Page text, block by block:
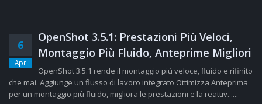
6
Apr
OpenShot 3.5.1: Prestazioni Più Veloci,
Montaggio Più Fluido, Anteprime Migliori
OpenShot 3.5.1 rende il montaggio più veloce, fluido e rifinito
che mai. Aggiunge un flusso di lavoro integrato Ottimizza Anteprima
per un montaggio più fluido, migliora le prestazioni e la reattiv......